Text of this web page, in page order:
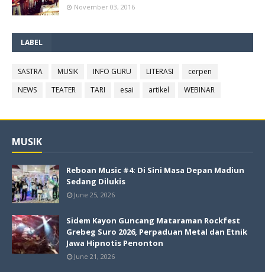
November 03, 2016
LABEL
SASTRA MUSIK INFO GURU LITERASI
cerpen
NEWS
TEATER TARI esai artikel WEBINAR
MUSIK
Reboan Music #4: Di Sini Masa Depan Madiun
Sedang Dilukis
June 25, 2026
Sidem Kayon Guncang Mataraman Rockfest
Grebeg Suro 2026, Perpaduan Metal dan Etnik
Jawa Hipnotis Penonton
June 21, 2026